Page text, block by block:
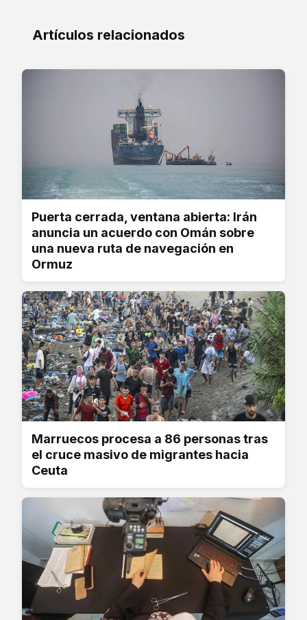
Artículos relacionados
Puerta cerrada, ventana abierta: Irán
anuncia un acuerdo con Omán sobre
una nueva ruta de navegación en
Ormuz
Marruecos procesa a 86 personas tras
el cruce masivo de migrantes hacia
Ceuta